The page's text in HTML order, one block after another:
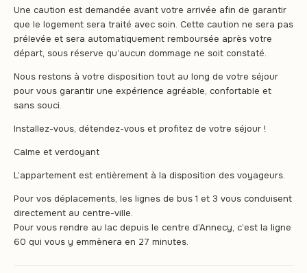
Une caution est demandée avant votre arrivée afin de garantir
que le logement sera traité avec soin. Cette caution ne sera pas
prélevée et sera automatiquement remboursée après votre
départ, sous réserve qu’aucun dommage ne soit constaté.
Nous restons à votre disposition tout au long de votre séjour
pour vous garantir une expérience agréable, confortable et
sans souci.
Installez-vous, détendez-vous et profitez de votre séjour !
Calme et verdoyant
L’appartement est entièrement à la disposition des voyageurs.
Pour vos déplacements, les lignes de bus 1 et 3 vous conduisent
directement au centre-ville.
Pour vous rendre au lac depuis le centre d’Annecy, c’est la ligne
60 qui vous y emmènera en 27 minutes.